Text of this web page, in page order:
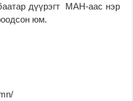
дүүрэгт МАН-аас нэр
юм.